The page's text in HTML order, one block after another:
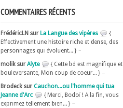
COMMENTAIRES RÉCENTS
FrédéricLN sur La Langue des vipères
{
Effectivement une histoire riche et dense, des
personnages qui évoluent... } –
molik sur Alyte
{ Cette bd est magnifique et
bouleversante, Mon coup de coeur... } –
Brodeck sur Cauchon...ou l'homme qui tua
Jeanne d'Arc
{ Merci, Bodoï ! A la fin, vous
exprimez tellement bien... } –